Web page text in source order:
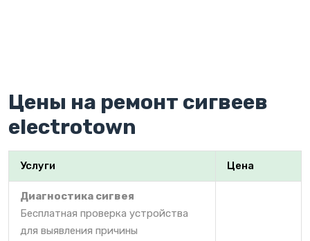
Цены на ремонт сигвеев
electrotown
Услуги Цена
Диагностика сигвея
Бесплатная проверка устройства
для выявления причины